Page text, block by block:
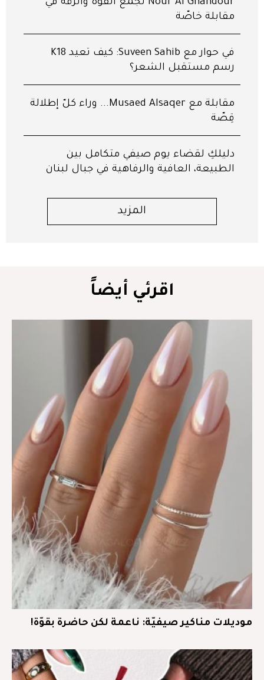
Nour Al Ghandour تجمع القوّة والرقّة في
مقابلة خاصّة
في حوار مع Suveen Sahib: كيف تعيد K18
رسم مستقبل الشعر؟
مقابلة مع Musaed Alsaqer... وراء كلّ إطلالة
قِصّة
دليلكِ لقضاء يوم صيفي متكامل بين
الطبيعة، العافية والرفاهية في جبال لبنان
المزيد
اقرئي أيضاً
موديلات مناكير صيفيّة: ناعمة لكن حاضرة بقوّة!